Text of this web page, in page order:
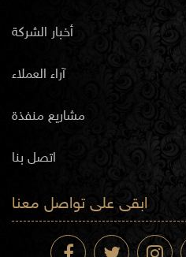
أخبار الشركة
آراء العملاء
مشاريع منفذة
اتصل بنا
ابقى على تواصل معنا